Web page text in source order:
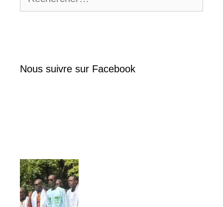
Nous suivre sur Facebook